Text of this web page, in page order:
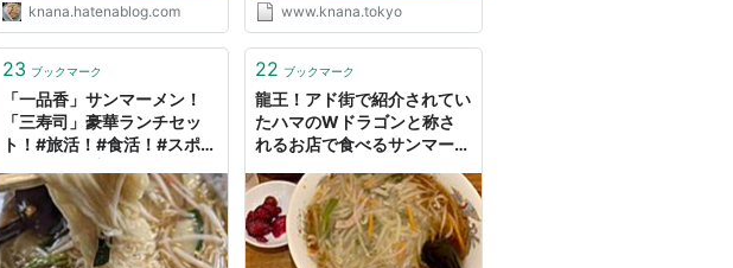
knana.hatenablog.com www.knana.tokyo
23 ブックマーク
「一品香」サンマーメン！
「三寿司」豪華ランチセッ
ト！#旅活！#食活！#スポ
店！大リーガー! - #楽活！収
入増やして人生を楽しく！
22 ブックマーク
龍王！アド街で紹介されてい
たハマのWドラゴンと称さ
れるお店で食べるサンマーメ
はとある100kgオーバーの
男が美味しいものを食べなが
ら痩せるまでのダイエット成
功物語である